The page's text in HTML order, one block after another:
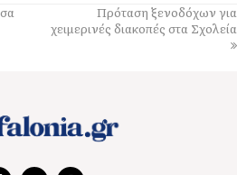
Μουσικό Φεστιβάλ “PALI EKEI”, στο
Πρόταση ξενοδόχων για
χειμερινές διακοπές στα Σχολεία